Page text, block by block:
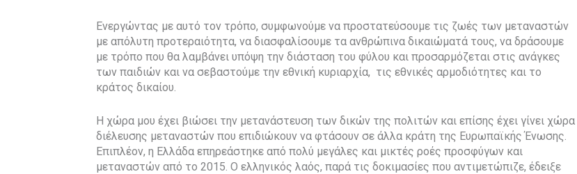
Ενεργώντας με αυτό τον τρόπο, συμφωνούμε να προστατεύσουμε τις ζωές των μεταναστών
με απόλυτη προτεραιότητα, να διασφαλίσουμε τα ανθρώπινα δικαιώματά τους, να δράσουμε
με τρόπο που θα λαμβάνει υπόψη την διάσταση του φύλου και προσαρμόζεται στις ανάγκες
των παιδιών και να σεβαστούμε την εθνική κυριαρχία, τις εθνικές αρμοδιότητες και το
κράτος δικαίου.
Η χώρα μου έχει βιώσει την μετανάστευση των δικών της πολιτών και επίσης έχει γίνει χώρα
διέλευσης μεταναστών που επιδιώκουν να φτάσουν σε άλλα κράτη της Ευρωπαϊκής Ένωσης.
Επιπλέον, η Ελλάδα επηρεάστηκε από πολύ μεγάλες και μικτές ροές προσφύγων και
μεταναστών από το 2015. Ο ελληνικός λαός, παρά τις δοκιμασίες που αντιμετώπιζε, έδειξε